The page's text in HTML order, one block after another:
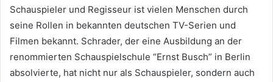
Schauspieler und Regisseur ist vielen Menschen durch
seine Rollen in bekannten deutschen TV-Serien und
Filmen bekannt. Schrader, der eine Ausbildung an der
renommierten Schauspielschule “Ernst Busch” in Berlin
absolvierte, hat nicht nur als Schauspieler, sondern auch